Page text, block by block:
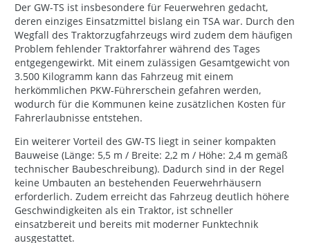
Der GW-TS ist insbesondere für Feuerwehren gedacht,
deren einziges Einsatzmittel bislang ein TSA war. Durch den
Wegfall des Traktorzugfahrzeugs wird zudem dem häufigen
Problem fehlender Traktorfahrer während des Tages
entgegengewirkt. Mit einem zulässigen Gesamtgewicht von
3.500 Kilogramm kann das Fahrzeug mit einem
herkömmlichen PKW-Führerschein gefahren werden,
wodurch für die Kommunen keine zusätzlichen Kosten für
Fahrerlaubnisse entstehen.
Ein weiterer Vorteil des GW-TS liegt in seiner kompakten
Bauweise (Länge: 5,5 m / Breite: 2,2 m / Höhe: 2,4 m gemäß
technischer Baubeschreibung). Dadurch sind in der Regel
keine Umbauten an bestehenden Feuerwehrhäusern
erforderlich. Zudem erreicht das Fahrzeug deutlich höhere
Geschwindigkeiten als ein Traktor, ist schneller
einsatzbereit und bereits mit moderner Funktechnik
ausgestattet.